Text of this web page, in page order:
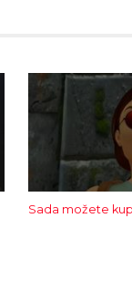
Sada možete